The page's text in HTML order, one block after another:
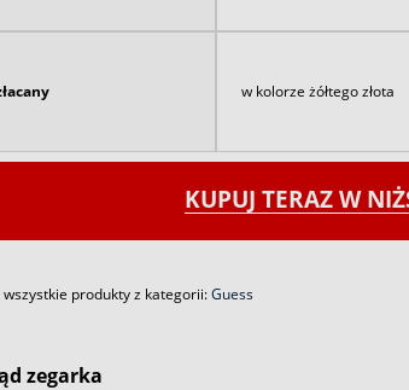
w kolorze żółtego złota
KUPUJ TERAZ W
wszystkie produkty z kategorii:Guess
zegarka